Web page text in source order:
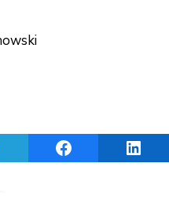
Share on TelegramShare on Facebook